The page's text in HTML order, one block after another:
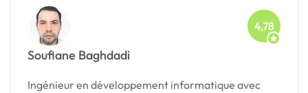
Soufiane Baghdadi
4,78
Ingénieur en développement informatique avec